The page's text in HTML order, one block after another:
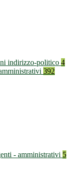
indirizzo-politico 4
392
- amministrativi 5